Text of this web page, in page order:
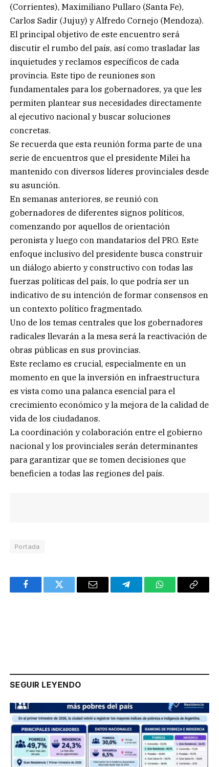
(Corrientes), Maximiliano Pullaro (Santa Fe),
Carlos Sadir (Jujuy) y Alfredo Cornejo (Mendoza).
El principal objetivo de este encuentro será
discutir el rumbo del país, así como trasladar las
inquietudes y reclamos específicos de cada
provincia. Este tipo de reuniones son
fundamentales para los gobernadores, ya que les
permiten plantear sus necesidades directamente
al ejecutivo nacional y buscar soluciones
concretas.
Se recuerda que esta reunión forma parte de una
serie de encuentros que el presidente Milei ha
mantenido con diversos líderes provinciales desde
su asunción.
En semanas anteriores, se reunió con
gobernadores de diferentes signos políticos,
comenzando por aquellos de orientación
peronista y luego con mandatarios del PRO. Este
enfoque inclusivo del presidente busca construir
un diálogo abierto y constructivo con todas las
fuerzas políticas del país, lo que podría ser un
indicativo de su intención de formar consensos en
un contexto político fragmentado.
Uno de los temas centrales que los gobernadores
radicales llevarán a la mesa será la reactivación de
obras públicas en sus provincias.
Este reclamo es crucial, especialmente en un
momento en que la inversión en infraestructura
es vista como una palanca esencial para el
crecimiento económico y la mejora de la calidad de
vida de los ciudadanos.
La coordinación y colaboración entre el gobierno
nacional y los provinciales serán determinantes
para garantizar que se tomen decisiones que
beneficien a todas las regiones del país.
Portada
FacebookTwitter Email TelegramWhatsAppCopy
SEGUIR LEYENDO